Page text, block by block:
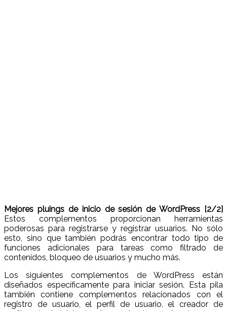
Mejores pluings de inicio de sesión de WordPress [2/2]
Estos complementos proporcionan herramientas
poderosas para registrarse y registrar usuarios. No sólo
esto, sino que también podrás encontrar todo tipo de
funciones adicionales para tareas como filtrado de
contenidos, bloqueo de usuarios y mucho más.
Los siguientes complementos de WordPress están
diseñados específicamente para iniciar sesión. Esta pila
también contiene complementos relacionados con el
registro de usuario, el perfil de usuario, el creador de